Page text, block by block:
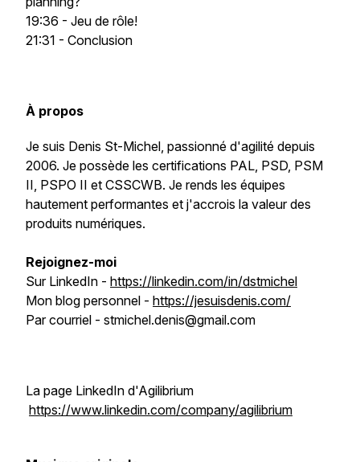
19:36 - Jeu de rôle!
21:31 - Conclusion
À propos
Je suis Denis St-Michel, passionné d'agilité depuis
2006. Je possède les certifications PAL, PSD, PSM
II, PSPO II et CSSCWB. Je rends les équipes
hautement performantes et j'accrois la valeur des
produits numériques.
Rejoignez-moi
Sur LinkedIn - https://linkedin.com/in/dstmichel
Mon blog personnel - https://jesuisdenis.com/
Par courriel - stmichel.denis@gmail.com
La page LinkedIn d'Agilibrium
https://www.linkedin.com/company/agilibrium